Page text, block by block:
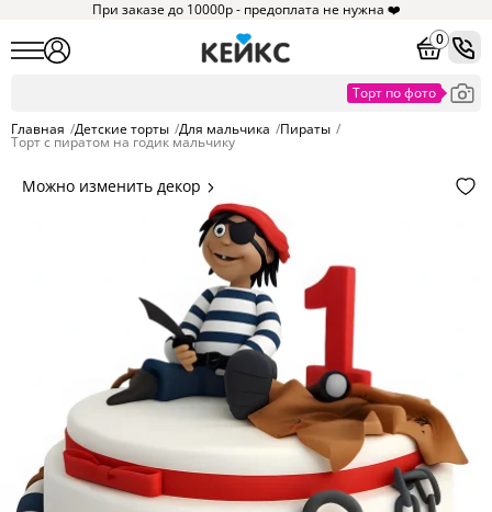
При заказе до 10000р - предоплата не нужна ❤️
0
Главная /Детские торты /Для мальчика /Пираты /
Торт с пиратом на годик мальчику
Можно изменить декор
Цвет покрытия, надписи,